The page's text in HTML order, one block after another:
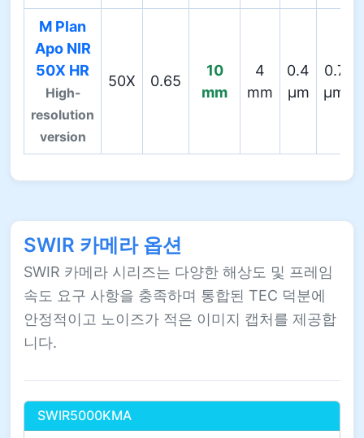
M Plan
Apo NIR
50X HR
High-
resolution
version
50X 0.65
10
mm
4
mm
0.4
µm
0.7
µm
SWIR 카메라 옵션
SWIR 카메라 시리즈는 다양한 해상도 및 프레임
속도 요구 사항을 충족하며 통합된 TEC 덕분에
안정적이고 노이즈가 적은 이미지 캡처를 제공합
니다.
SWIR5000KMA